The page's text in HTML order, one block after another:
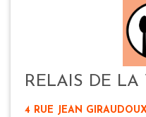
RELAIS DE LA
4 RUE JEAN